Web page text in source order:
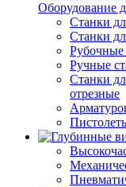
Оборудование
Станки
Станки
Рубочные
Ручные
Станки
отрезные